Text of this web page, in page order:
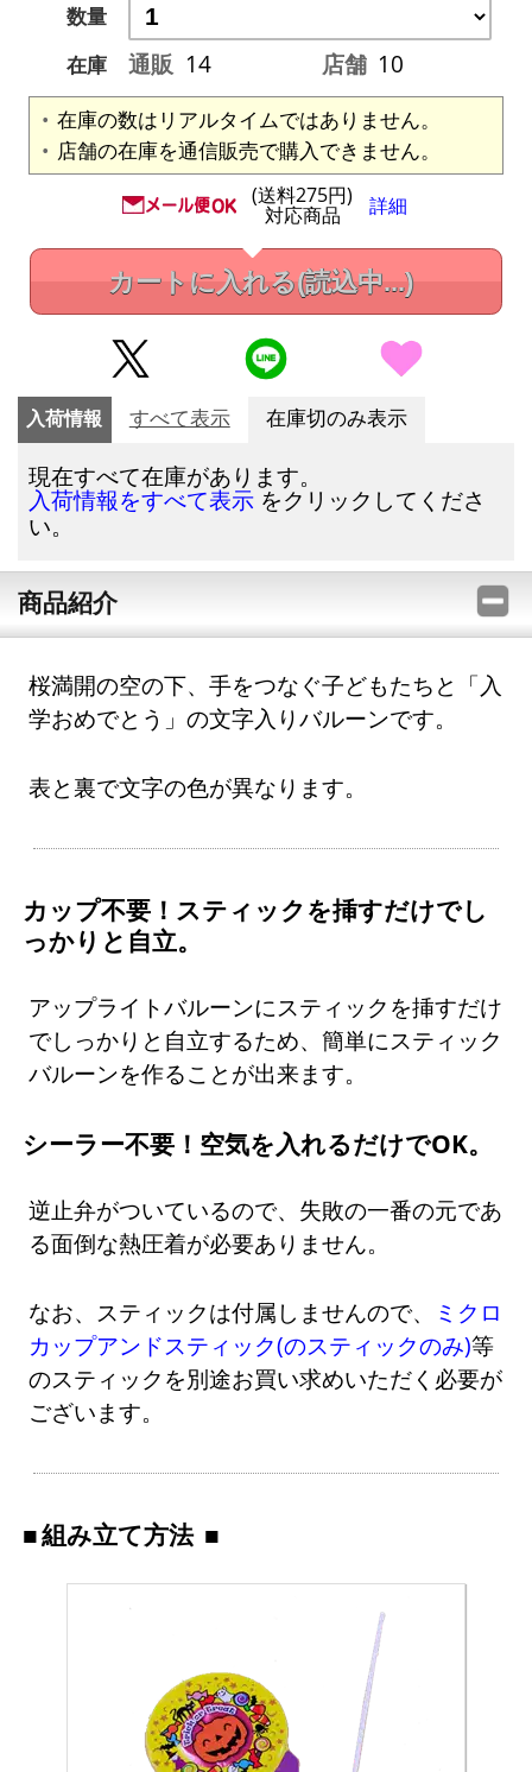
数量
在庫
通販 14 店舗 10
在庫の数はリアルタイムではありません。
店舗の在庫を通信販売で購入できません。
(送料275円)
対応商品 詳細
カートに入れる(読込中...)
入荷情報 すべて表示 在庫切のみ表示
現在すべて在庫があります。
入荷情報をすべて表示 をクリックしてくださ
い。
商品紹介
桜満開の空の下、手をつなぐ子どもたちと「入
学おめでとう」の文字入りバルーンです。
表と裏で文字の色が異なります。
カップ不要！スティックを挿すだけでし
っかりと自立。
アップライトバルーンにスティックを挿すだけ
でしっかりと自立するため、簡単にスティック
バルーンを作ることが出来ます。
シーラー不要！空気を入れるだけでOK。
逆止弁がついているので、失敗の一番の元であ
る面倒な熱圧着が必要ありません。
なお、スティックは付属しませんので、
ミクロ
カップアンドスティック(のスティックのみ)等
のスティックを別途お買い求めいただく必要が
ございます。
組み立て方法